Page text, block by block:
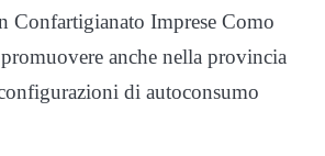
Confartigianato Imprese Como
anche nella provincia
di autoconsumo